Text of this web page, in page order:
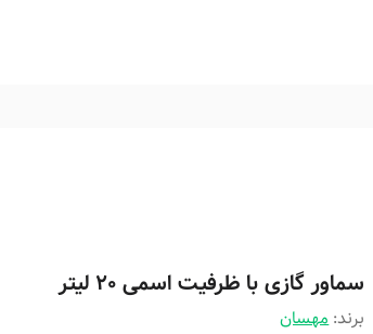
سماور گازی با ظرفیت اسمی 20 لیتر
برند:مهسان